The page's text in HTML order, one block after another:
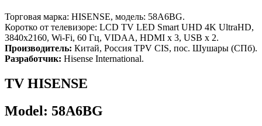
Торговая марка: HISENSE, модель: 58A6BG.
Коротко от телевизоре: LCD TV LED Smart UHD 4K UltraHD,
3840x2160, Wi-Fi, 60 Гц, VIDAA, HDMI х 3, USB х 2.
Производитель: Китай, Россия TPV CIS, пос. Шушары (СПб).
Разработчик: Hisense International.
TV HISENSE
Model: 58A6BG